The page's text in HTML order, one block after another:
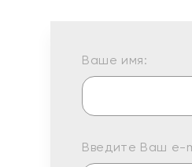
Ваше имя:
Введите Ваш e-